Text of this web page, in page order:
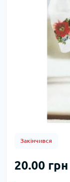
Закінчився
20.00 грн